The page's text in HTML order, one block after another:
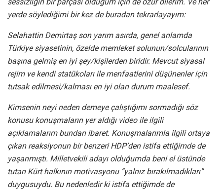
yerde söylediğimi bir kez de buradan tekrarlayayım:
Selahattin Demirtaş son yarım asırda, genel anlamda
Türkiye siyasetinin, özelde memleket solunun/solcularının
başına gelmiş en iyi şey/kişilerden biridir. Mevcut siyasal
rejim ve kendi statükoları ile menfaatlerini düşünenler için
tutsak edilmesi/kalması en iyi olan durum maalesef.
Kimsenin neyi neden demeye çalıştığımı sormadığı söz
konusu konuşmaların yer aldığı video ile ilgili
açıklamalarım bundan ibaret. Konuşmalarımla ilgili ortaya
çıkan reaksiyonun bir benzeri HDP’den istifa ettiğimde de
yaşanmıştı. Milletvekili adayı olduğumda beni el üstünde
tutan Kürt halkının motivasyonu “yalnız bırakılmadıkları”
duygusuydu. Bu nedenledir ki istifa ettiğimde de